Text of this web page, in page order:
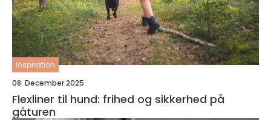
inspiration
08. December 2025
Flexliner til hund: frihed og sikkerhed på
gåturen